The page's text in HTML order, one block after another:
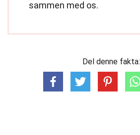
sammen med os.
Del denne fakta: